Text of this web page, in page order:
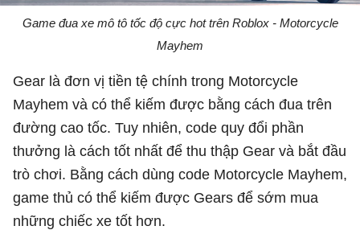
Game đua xe mô tô tốc độ cực hot trên Roblox - Motorcycle
Mayhem
Gear là đơn vị tiền tệ chính trong Motorcycle
Mayhem và có thể kiếm được bằng cách đua trên
đường cao tốc. Tuy nhiên, code quy đổi phần
thưởng là cách tốt nhất để thu thập Gear và bắt đầu
trò chơi. Bằng cách dùng code Motorcycle Mayhem,
game thủ có thể kiếm được Gears để sớm mua
những chiếc xe tốt hơn.